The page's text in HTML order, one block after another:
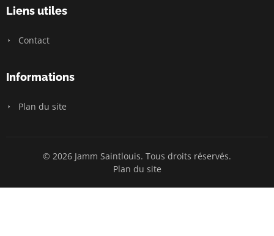
Liens utiles
Contact
Informations
Plan du site
© 2026 Jamm Saintlouis. Tous droits réservés.
Plan du site